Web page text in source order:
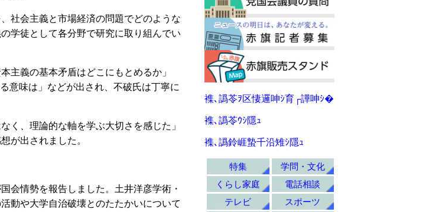
社会主義と市場経済の問題でどのような
学徒として各分野で研究に取り組んでい
主義の基本矛盾はどこにもとめるか」
意味は」などが出され、不破氏は丁寧に
く、理論的な軸を学ぶ大切さを感じた」
が出されました。
会情勢を報告しました。土井洋彦学術・
動や大学自治破壊とのたたかいについて
襍､譌苓ｦ区悽邏呻ｼ育┌譁呻ｼ�
襍､譌苓ｳｼ隱ｭ
襍､譌鈴崕蟄千沿雉ｼ隱ｭ
特集
学問・文化
くらし家庭
電話相談
テレビ
スポーツ